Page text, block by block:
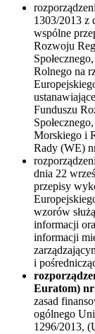
1303/2013 z
wspólne
Rozwoju
Rolnego na
Funduszu
Morskiego i
Rady (WE)
dnia 22
przepisy
wzorów
informacji
informacji
i
Euratom) nr
zasad
ogólnego
1296/2013,